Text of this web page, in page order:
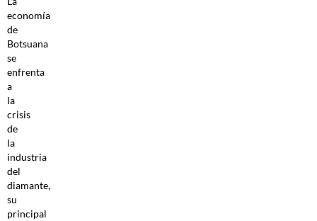
economía
de
Botsuana
se
enfrenta
a
la
crisis
de
la
industria
del
diamante,
su
principal